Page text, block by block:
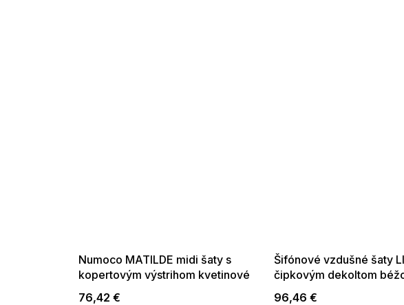
Numoco MATILDE midi šaty s
kopertovým výstrihom kvetinové
76,42 €
Šifónové vzdušné šaty
čipkovým dekoltom
96,46 €